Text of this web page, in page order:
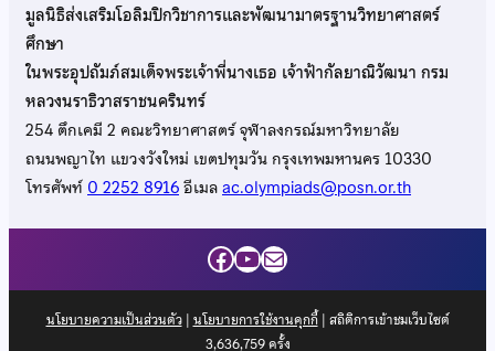
มูลนิธิส่งเสริมโอลิมปิกวิชาการและพัฒนามาตรฐานวิทยาศาสตร์
ศึกษา
ในพระอุปถัมภ์สมเด็จพระเจ้าพี่นางเธอ เจ้าฟ้ากัลยาณิวัฒนา กรม
หลวงนราธิวาสราชนครินทร์
254 ตึกเคมี 2 คณะวิทยาศาสตร์ จุฬาลงกรณ์มหาวิทยาลัย
ถนนพญาไท แขวงวังใหม่ เขตปทุมวัน กรุงเทพมหานคร 10330
โทรศัพท์0 2252 8916อีเมลac.olympiads@posn.or.th
Facebook
YouTube
Mail
นโยบายความเป็นส่วนตัว| นโยบายการใช้งานคุกกี้| สถิติการเข้าชมเว็บไซต์
3,636,759ครั้ง